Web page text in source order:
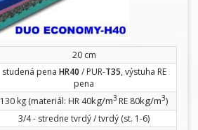
20 cm
studená pena HR40 / PUR-T35, výstuha RE
pena
130 kg (materiál: HR 40kg/m3 RE 80kg/m3)
3/4 - stredne tvrdý / tvrdý (st. 1-6)